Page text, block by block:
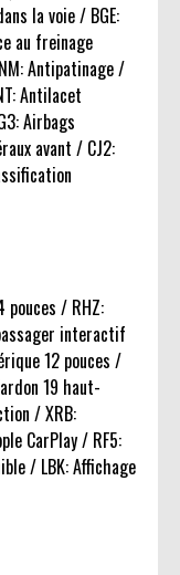
la voie / BGE:
au freinage
Antipatinage /
Antilacet
Airbags
avant / CJ2:
pouces / RHZ:
interactif
12 pouces /
19 haut-
/ XRB:
CarPlay / RF5:
/ LBK: Affichage